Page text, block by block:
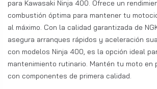
para Kawasaki Ninja 400. Ofrece un
combustión óptima para mantener tu
al máximo. Con la calidad garantizada de
asegura arranques rápidos y aceleración
con modelos Ninja 400, es la opción ideal
mantenimiento rutinario. Mantén tu moto en
con componentes de primera calidad.